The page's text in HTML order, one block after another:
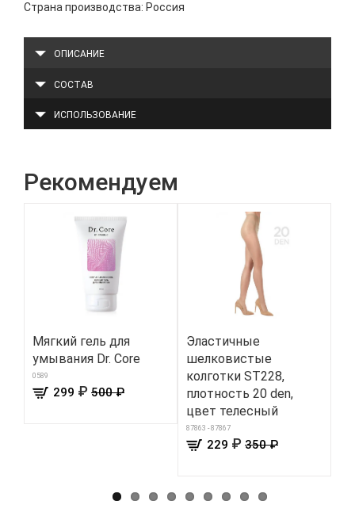
Страна производства: Россия
ОПИСАНИЕ
СОСТАВ
ИСПОЛЬЗОВАНИЕ
Рекомендуем
Мягкий гель для
умывания Dr. Core
0589
299 ₽ 500 ₽
Эластичные
шелковистые
колготки ST228,
плотность 20 den,
цвет телесный
87863 - 87867
229 ₽ 350 ₽